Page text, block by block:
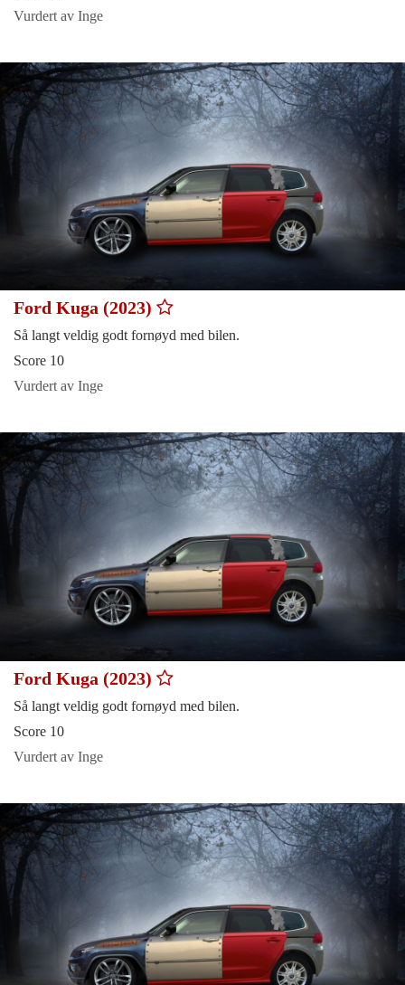
Vurdert av Inge
Ford Kuga (2023)
Så langt veldig godt fornøyd med bilen.
Score 10
Vurdert av Inge
Ford Kuga (2023)
Så langt veldig godt fornøyd med bilen.
Score 10
Vurdert av Inge